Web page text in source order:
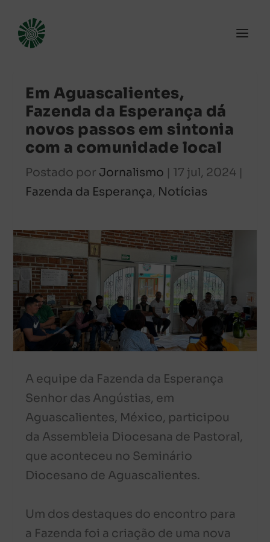
Em Aguascalientes,
Fazenda da Esperança dá
novos passos em sintonia
com a comunidade local
Postado por Jornalismo | 17 jul, 2024 |
Fazenda da Esperança, Notícias
A equipe da Fazenda da Esperança
Senhor das Angústias, em
Aguascalientes, México, participou
da Assembleia Diocesana de Pastoral,
que aconteceu no Seminário
Diocesano de Aguascalientes.
Um dos destaques do encontro para
a Fazenda foi a criação de uma nova